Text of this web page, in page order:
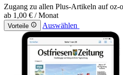
Zugang zu allen Plus-Artikeln auf oz-
ab 1,00 € / Monat
Vorteile Auswählen